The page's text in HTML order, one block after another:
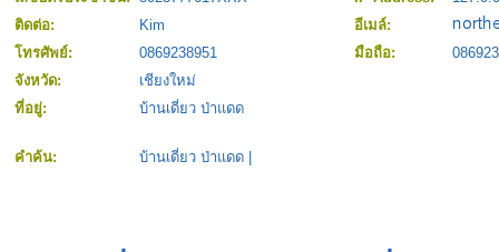
ติดต่อ:
Kim
อีเมล์:
โทรศัพย์:
0869238951 มือถือ:
จังหวัด:
เชียงใหม่
ที่อยู่:
บ้านเดี่ยว ป่าแดด
คำค้น: บ้านเดี่ยว ป่าแดด